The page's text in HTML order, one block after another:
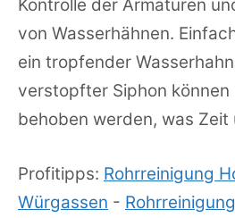
Kontrolle der Armaturen
von Wasserhähnen.
ein tropfender
verstopfter Siphon
behoben werden, was Zeit
Profitipps: Rohrreinigung
Würgassen -